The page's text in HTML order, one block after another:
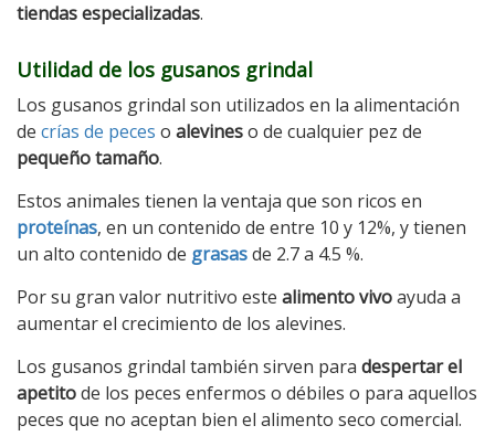
tiendas especializadas.
Utilidad de los gusanos grindal
Los gusanos grindal son utilizados en la alimentación
de crías de peces o alevineso de cualquier pez de
pequeño tamaño.
Estos animales tienen la ventaja que son ricos en
proteínas, en un contenido de entre 10 y 12%, y tienen
un alto contenido de grasasde 2.7 a 4.5 %.
Por su gran valor nutritivo este alimento vivoayuda a
aumentar el crecimiento de los alevines.
Los gusanos grindal también sirven para despertar el
apetitode los peces enfermos o débiles o para aquellos
peces que no aceptan bien el alimento seco comercial.